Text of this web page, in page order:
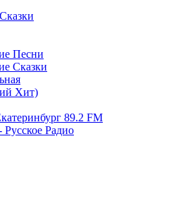
Песни
Сказки
Хит)
89.2 FM
Радио